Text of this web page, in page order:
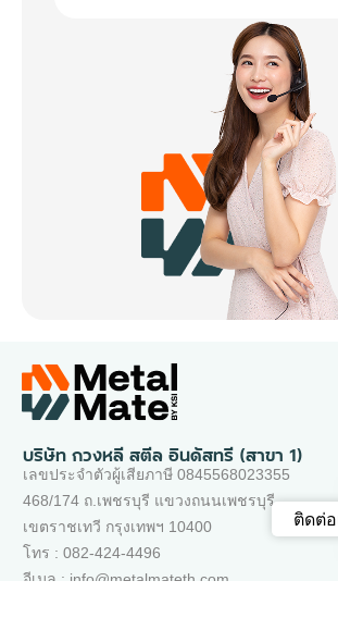
บริษัท กวงหลี สตีล อินดัสทรี (สาขา 1)
เลขประจำตัวผู้เสียภาษี 0845568023355
468/174 ถ.เพชรบุรี แขวงถนนเพชรบุรี
เขตราชเทวี กรุงเทพฯ 10400
โทร : 082-424-4496
อีเมล : info@metalmateth.com
ติดต่อ